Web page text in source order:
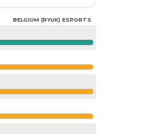
BELGIUM (RYUK) ESPORTS